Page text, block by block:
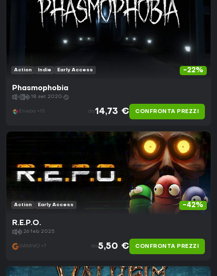
-22%
Action Indie Early Access
Phasmophobia
18 set 2020
Eneba +15 da 14,73 € CONFRONTA PREZZI
-42%
Action Early Access
R.E.P.O.
26 feb 2025
GAMIVO +7 da 5,50 € CONFRONTA PREZZI